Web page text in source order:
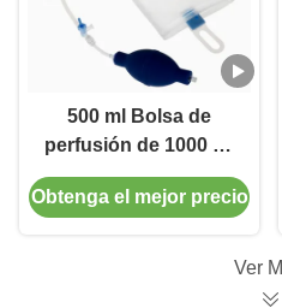
500 ml Bolsa de
perfusión de 1000 ml
Indicador de presión
de PVC Contenedor
Obtenga el mejor precio
Ver